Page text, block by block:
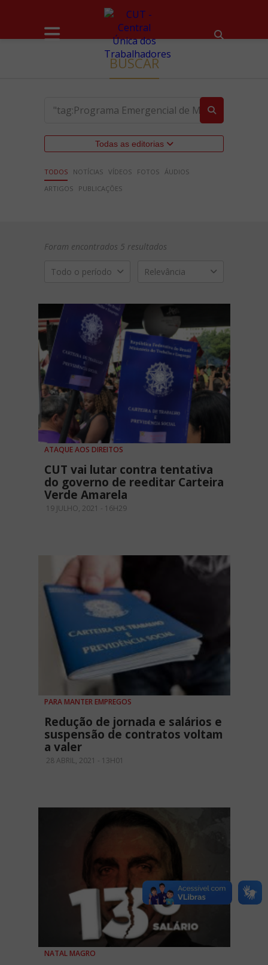
BUSCAR
Todas as editorias
TODOS NOTÍCIAS VÍDEOS FOTOS ÁUDIOS
ARTIGOS
PUBLICAÇÕES
Foram encontrados 5 resultados
Todo o período Relevância
ATAQUE AOS DIREITOS
CUT vai lutar contra tentativa
do governo de reeditar Carteira
Verde Amarela
19 JULHO, 2021 - 16H29
PARA MANTER EMPREGOS
Redução de jornada e salários e
suspensão de contratos voltam
a valer
28 ABRIL, 2021 - 13H01
NATAL MAGRO